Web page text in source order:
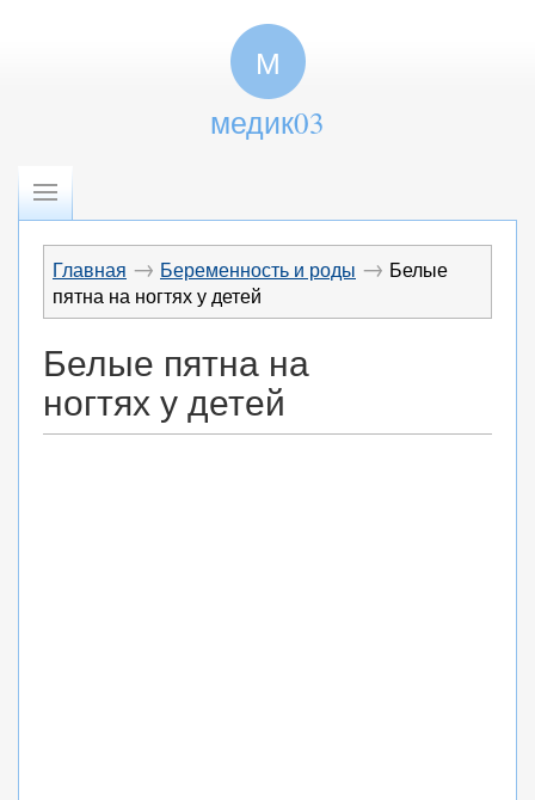
М
медик03
Главная → Беременность и роды → Белые
пятна на ногтях у детей
Белые пятна на
ногтях у детей